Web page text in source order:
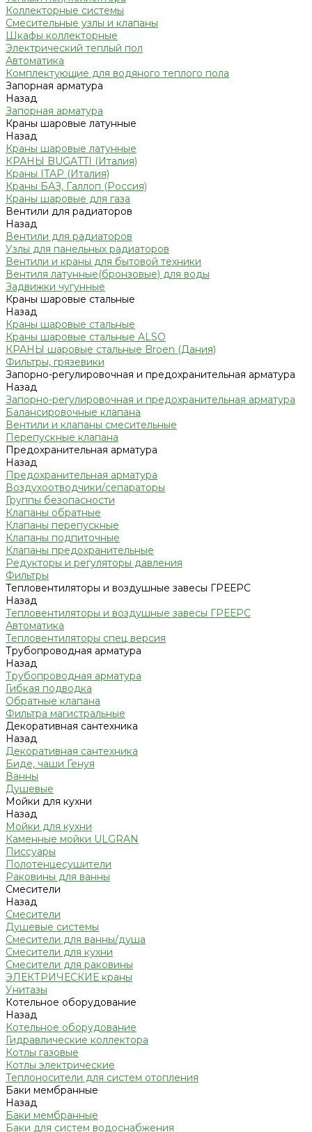
Коллекторные системы
Смесительные узлы и клапаны
Шкафы коллекторные
Электрический теплый пол
Автоматика
Комплектующие для водяного теплого пола
Запорная арматура
Назад
Запорная арматура
Краны шаровые латунные
Назад
Краны шаровые латунные
КРАНЫ BUGATTI (Италия)
Краны ITAP (Италия)
Краны БАЗ, Галлоп (Россия)
Краны шаровые для газа
Вентили для радиаторов
Назад
Вентили для радиаторов
Узлы для панельных радиаторов
Вентили и краны для бытовой техники
Вентиля латунные(бронзовые) для воды
Задвижки чугунные
Краны шаровые стальные
Назад
Краны шаровые стальные
Краны шаровые стальные ALSO
КРАНЫ шаровые стальные Broen (Дания)
Фильтры, грязевики
Запорно-регулировочная и предохранительная арматура
Назад
Запорно-регулировочная и предохранительная арматура
Балансировочные клапана
Вентили и клапаны смесительные
Перепускные клапана
Предохранительная арматура
Назад
Предохранительная арматура
Воздухоотводчики/сепараторы
Группы безопасности
Клапаны обратные
Клапаны перепускные
Клапаны подпиточные
Клапаны предохранительные
Редукторы и регуляторы давления
Фильтры
Тепловентиляторы и воздушные завесы ГРЕЕРС
Назад
Тепловентиляторы и воздушные завесы ГРЕЕРС
Автоматика
Тепловентиляторы спец версия
Трубопроводная арматура
Назад
Трубопроводная арматура
Гибкая подводка
Обратные клапана
Фильтра магистральные
Декоративная сантехника
Назад
Декоративная сантехника
Биде, чаши Генуя
Ванны
Душевые
Мойки для кухни
Назад
Мойки для кухни
Каменные мойки ULGRAN
Писсуары
Полотенцесушители
Раковины для ванны
Смесители
Назад
Смесители
Душевые системы
Смесители для ванны/душа
Смесители для кухни
Смесители для раковины
ЭЛЕКТРИЧЕСКИЕ краны
Унитазы
Котельное оборудование
Назад
Котельное оборудование
Гидравлические коллектора
Котлы газовые
Котлы электрические
Теплоносители для систем отопления
Баки мембранные
Назад
Баки мембранные
Баки для систем водоснабжения